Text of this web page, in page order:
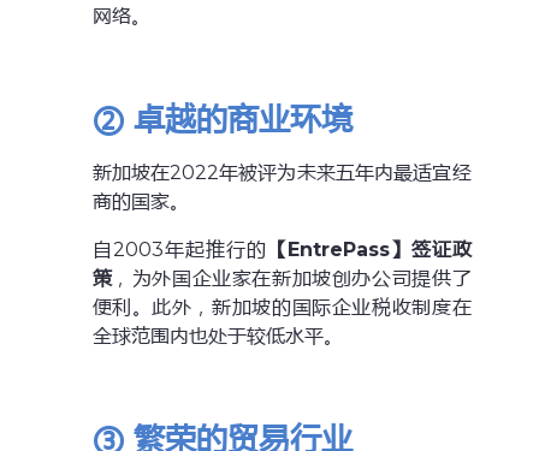
网络。
② 卓越的商业环境
新加坡在2022年被评为未来五年内最适宜经
商的国家。
自2003年起推行的 【EntrePass】签证政
策，为外国企业家在新加坡创办公司提供了
便利。此外，新加坡的国际企业税收制度在
全球范围内也处于较低水平。
③ 繁荣的贸易行业